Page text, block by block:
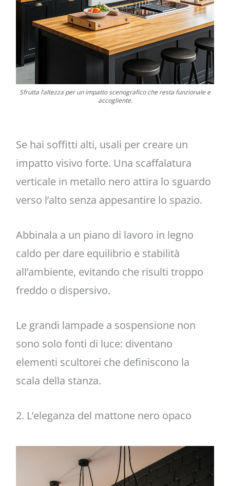
Sfrutta l’altezza per un impatto scenografico che resta funzionale e
accogliente.
Se hai soffitti alti, usali per creare un
impatto visivo forte. Una scaffalatura
verticale in metallo nero attira lo sguardo
verso l’alto senza appesantire lo spazio.
Abbinala a un piano di lavoro in legno
caldo per dare equilibrio e stabilità
all’ambiente, evitando che risulti troppo
freddo o dispersivo.
Le grandi lampade a sospensione non
sono solo fonti di luce: diventano
elementi scultorei che definiscono la
scala della stanza.
2. L’eleganza del mattone nero opaco